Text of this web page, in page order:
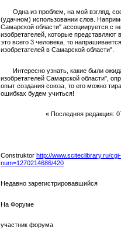
Одна из проблем, на мой взгляд,
(удачном) использовании слов.
Самарской области" ассоциируется с
изобретателей, которые
это всего 3 человека, то
изобретателей в Самарской области".
Интересно узнать, какие были
изобретателей Самарской области",
опыт создания союза, то его можно
ошибках будем учиться!
« Последняя редакция:
Construktor http://www.sciteclibrary.ru/
num=1270214686/420
Недавно зарегистрировавшийся
На Форуме
участник форума